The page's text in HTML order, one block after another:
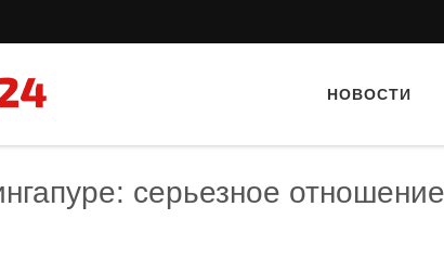
НОВОСТИ
серьезное